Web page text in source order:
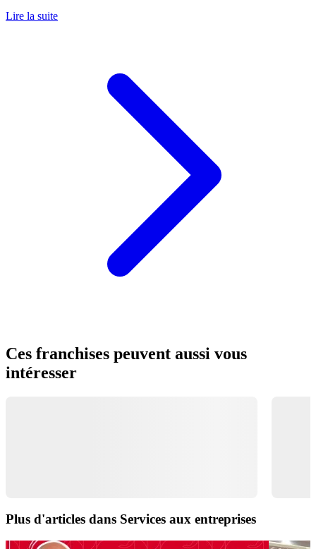
Lire la suite
Ces franchises peuvent aussi vous
intéresser
Plus d'articles dans Services aux entreprises